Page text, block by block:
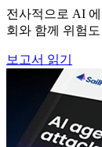
전사적으로 AI
회와 함께 위험
보고서 읽기